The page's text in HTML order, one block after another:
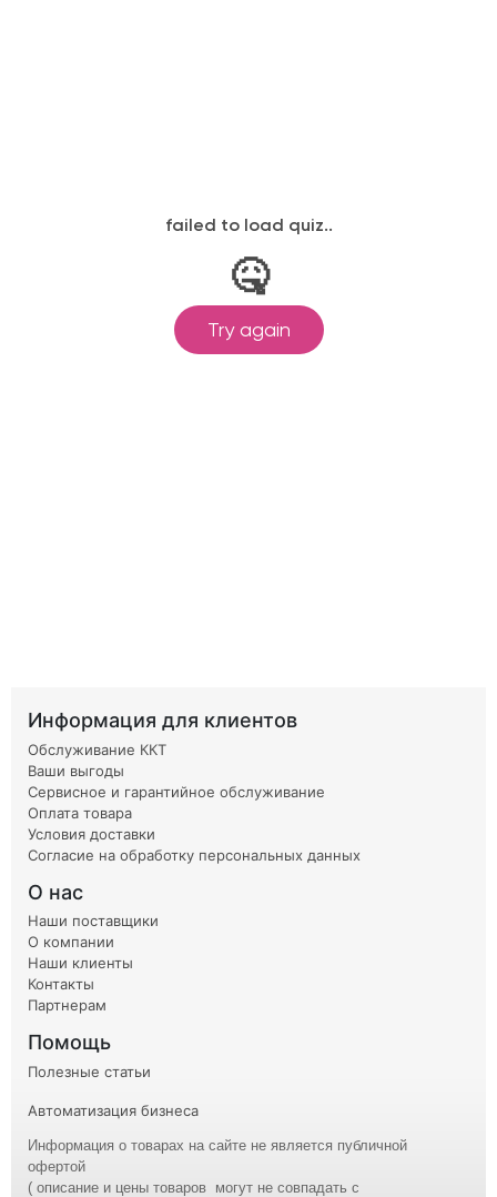
Информация для клиентов
Обслуживание ККТ
Ваши выгоды
Сервисное и гарантийное обслуживание
Оплата товара
Условия доставки
Согласие на обработку персональных данных
О нас
Наши поставщики
О компании
Наши клиенты
Контакты
Партнерам
Помощь
Полезные статьи
Автоматизация бизнеса
Информация о товарах на сайте не является публичной
офертой
( описание и цены товаров могут не совпадать с